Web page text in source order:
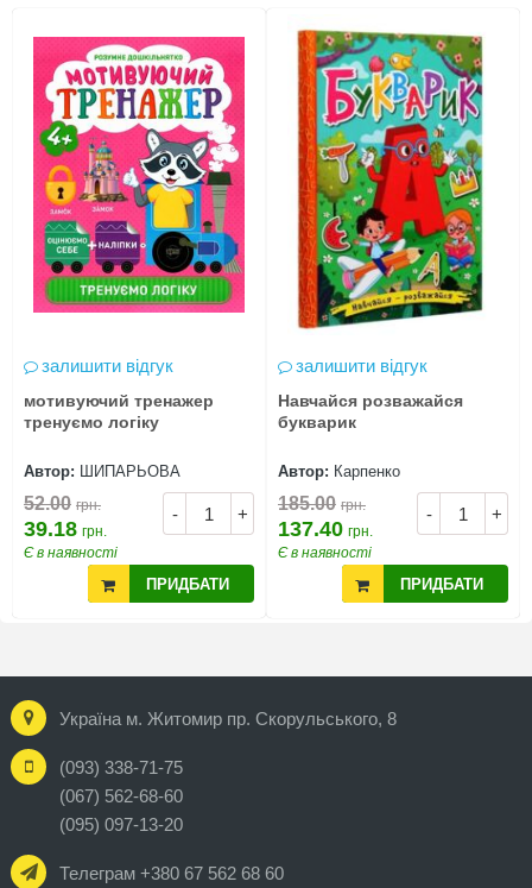
залишити відгук
мотивуючий тренажер
тренуємо логіку
Автор: ШИПАРЬОВА
- +
52.00 грн.
39.18 грн.
Є в наявності
ПРИДБАТИ
залишити відгук
Навчайся розважайся
букварик
Автор: Карпенко
- +
185.00 грн.
137.40 грн.
Є в наявності
ПРИДБАТИ
Україна м. Житомир пр. Скорульського, 8
(093) 338-71-75
(067) 562-68-60
(095) 097-13-20
Телеграм +380 67 562 68 60